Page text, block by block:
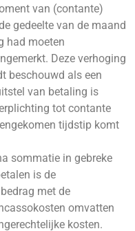
van (contante)
gedeelte van de maand
had moeten
Deze verhoging
beschouwd als een
van betaling is
tot contante
tijdstip komt
sommatie in gebreke
is de
met de
omvatten
kosten.